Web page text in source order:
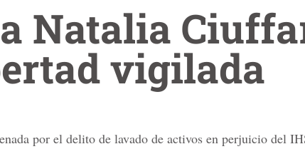
Natalia
vigilada
por el delito de lavado de activos en perjuicio del